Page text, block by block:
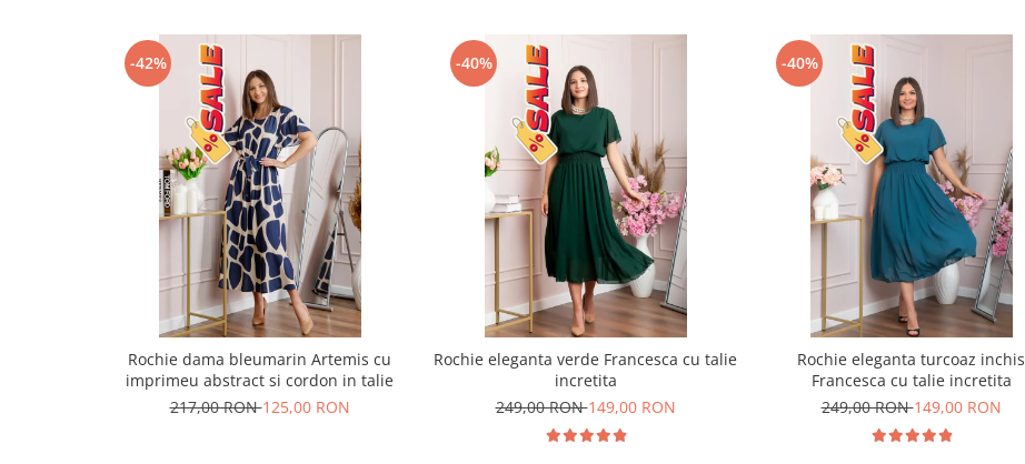
-42%
Rochie dama bleumarin Artemis cu
imprimeu abstract si cordon in talie
217,00 RON125,00 RON
-40%
Rochie eleganta verde Francesca cu talie
incretita
249,00 RON149,00 RON
-40%
Rochie eleganta turcoaz inchis
Francesca cu talie incretita
249,00 RON149,00 RON